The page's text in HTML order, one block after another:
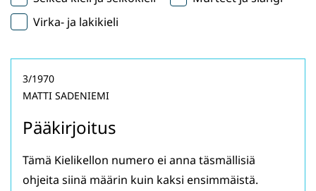
Virka- ja lakikieli
Pääkirjoitus
3/1970
MATTI SADENIEMI
Tämä Kielikellon numero ei anna täsmällisiä
ohjeita siinä määrin kuin kaksi ensimmäistä.